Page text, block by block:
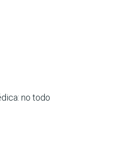
no todo